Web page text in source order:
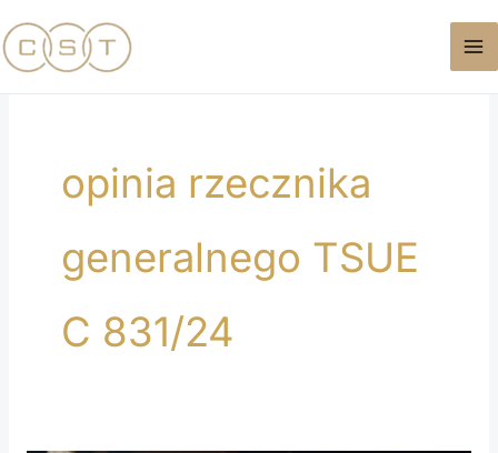
do
treści
opinia rzecznika
generalnego TSUE
C 831/24